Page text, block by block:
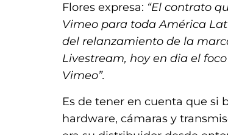
Flores expresa: “El contrato
Vimeo para toda América
del relanzamiento de la
Livestream, hoy en dia el
Vimeo”.
Es de tener en cuenta que si
hardware, cámaras y